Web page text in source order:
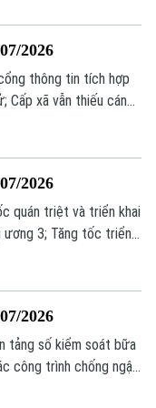
2026
thông tin tích hợp
Cấp xã vẫn thiếu cán
trình hôm nay.
2026
quán triệt và triển khai
ương 3; Tăng tốc triển
trong chương
2026
tảng số kiểm soát bữa
công trình chống ngập